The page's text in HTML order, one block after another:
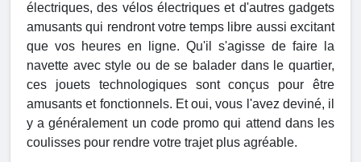
électriques, des vélos électriques et d'autres gadgets
amusants qui rendront votre temps libre aussi excitant
que vos heures en ligne. Qu'il s'agisse de faire la
navette avec style ou de se balader dans le quartier,
ces jouets technologiques sont conçus pour être
amusants et fonctionnels. Et oui, vous l'avez deviné, il
y a généralement un code promo qui attend dans les
coulisses pour rendre votre trajet plus agréable.